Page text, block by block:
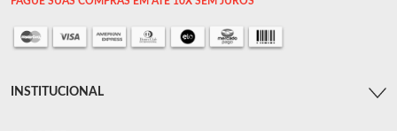
INSTITUCIONAL